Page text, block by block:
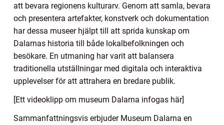
att bevara regionens kulturarv. Genom att samla, bevara
och presentera artefakter, konstverk och dokumentation
har dessa museer hjälpt till att sprida kunskap om
Dalarnas historia till både lokalbefolkningen och
besökare. En utmaning har varit att balansera
traditionella utställningar med digitala och interaktiva
upplevelser för att attrahera en bredare publik.
[Ett videoklipp om museum Dalarna infogas här]
Sammanfattningsvis erbjuder Museum Dalarna en